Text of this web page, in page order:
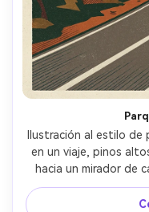
Ilustración al estilo de
en un viaje, pinos
hacia un mirador de
para el nombre del
con textura de